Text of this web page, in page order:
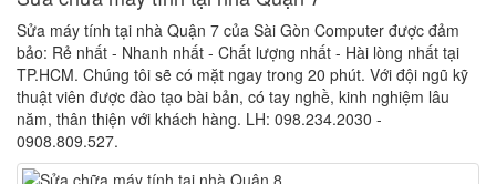
Sửa máy tính tại nhà Quận 7 của Sài Gòn Computer được đảm
bảo: Rẻ nhất - Nhanh nhất - Chất lượng nhất - Hài lòng nhất tại
TP.HCM. Chúng tôi sẽ có mặt ngay trong 20 phút. Với đội ngũ kỹ
thuật viên được đào tạo bài bản, có tay nghề, kinh nghiệm lâu
năm, thân thiện với khách hàng. LH: 098.234.2030 -
0908.809.527.